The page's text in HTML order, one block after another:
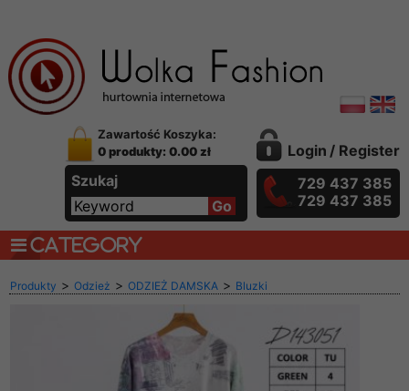
Zawartość Koszyka:
0 produkty: 0.00 zł
Szukaj
Login / Register
729 437 385
729 437 385
CATEGORY
Produkty > Odzież > ODZIEŻ DAMSKA > Bluzki